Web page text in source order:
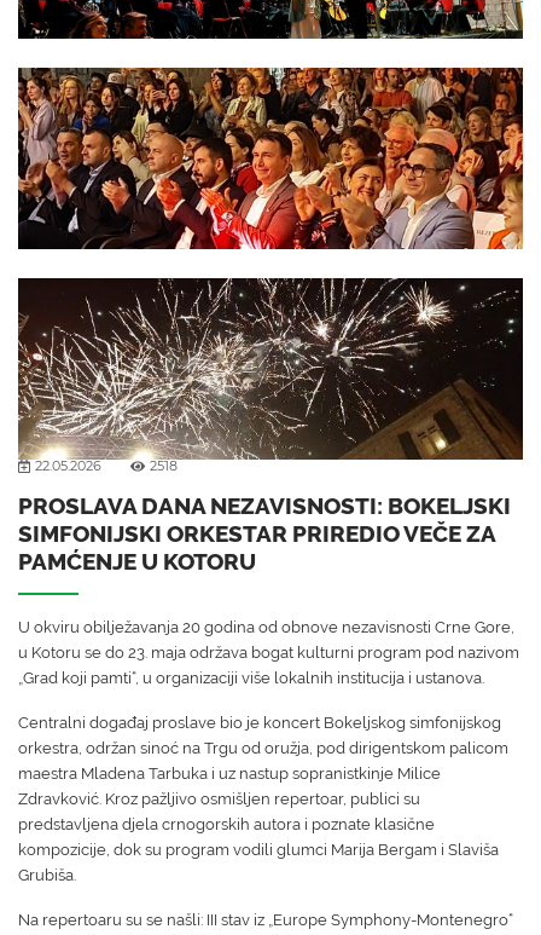
22.05.2026 2518
PROSLAVA DANA NEZAVISNOSTI: BOKELJSKI
SIMFONIJSKI ORKESTAR PRIREDIO VEČE ZA
PAMĆENJE U KOTORU
U okviru obilježavanja 20 godina od obnove nezavisnosti Crne Gore,
u Kotoru se do 23. maja održava bogat kulturni program pod nazivom
„Grad koji pamti“, u organizaciji više lokalnih institucija i ustanova.
Centralni događaj proslave bio je koncert Bokeljskog simfonijskog
orkestra, održan sinoć na Trgu od oružja, pod dirigentskom palicom
maestra Mladena Tarbuka i uz nastup sopranistkinje Milice
Zdravković. Kroz pažljivo osmišljen repertoar, publici su
predstavljena djela crnogorskih autora i poznate klasične
kompozicije, dok su program vodili glumci Marija Bergam i Slaviša
Grubiša.
Na repertoaru su se našli: III stav iz „Europe Symphony-Montenegro“